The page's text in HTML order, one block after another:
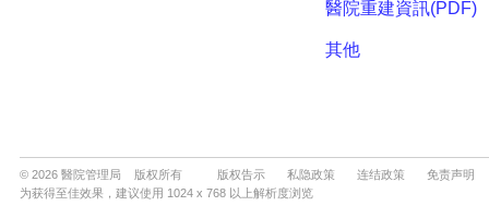
© 2026 醫院管理局 版权所有 版权告示 私隐政策 连结政策
免责声明
为获得至佳效果，建议使用 1024 x 768 以上解析度浏览